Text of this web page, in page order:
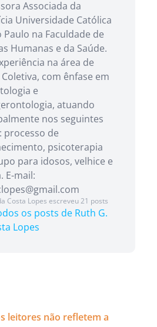
Associada da
Universidade Católica
Paulo na Faculdade de
Humanas e da Saúde.
na área de
Coletiva, com ênfase em
e
atuando
nos seguintes
processo de
psicoterapia
para idosos, velhice e
E-mail:
Costa Lopes escreveu 21 posts
os posts de Ruth G.
Lopes
leitores não refletem a